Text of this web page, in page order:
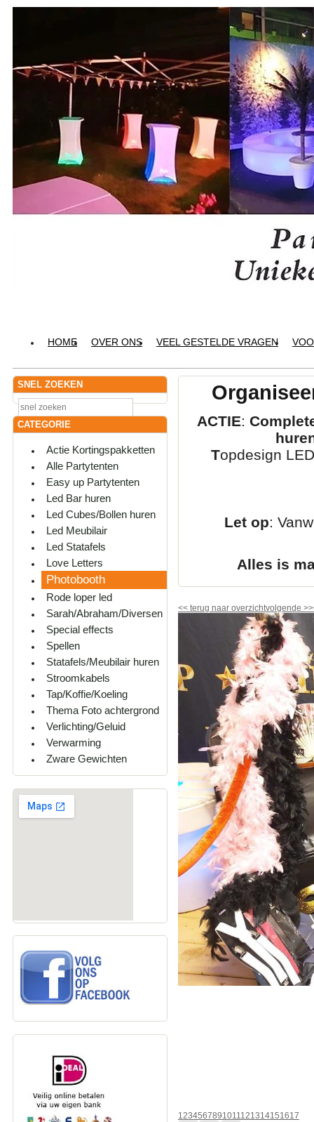
HOME OVER ONS VEEL GESTELDE VRAGEN
SNEL ZOEKEN
CATEGORIE
Actie Kortingspakketten
Alle Partytenten
Easy up Partytenten
Led Bar huren
Led Cubes/Bollen huren
Led Meubilair
Led Statafels
Love Letters
Photobooth
Rode loper led
Sarah/Abraham/Diversen
Special effects
Spellen
Statafels/Meubilair huren
Stroomkabels
Tap/Koffie/Koeling
Thema Foto achtergrond
Verlichting/Geluid
Verwarming
Zware Gewichten
ACTIE:
Topdesign
Let op:
Alles is
<< terug naar overzichtvolgende >>
1234567891011121314151617